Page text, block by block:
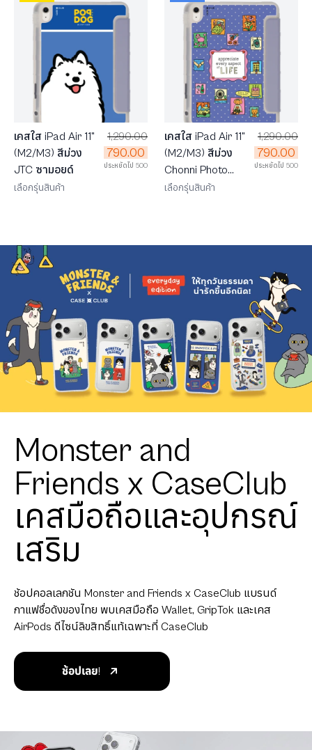
เคสใส iPad Air 11"
(M2/M3) สีม่วง
JTC ซามอยด์
1,290.00
790.00
ประหยัดไป 500
เลือกรุ่นสินค้า
เคสใส iPad Air 11"
(M2/M3) สีม่วง
Chonni Photo
Frame
1,290.00
790.00
ประหยัดไป 500
เลือกรุ่นสินค้า
Monster and
Friends x CaseClub
เคสมือถือและอุปกรณ์
เสริม
ช้อปคอลเลกชัน Monster and Friends x CaseClub แบรนด์
กาแฟชื่อดังของไทย พบเคสมือถือ Wallet, GripTok และเคส
AirPods ดีไซน์ลิขสิทธิ์แท้เฉพาะที่ CaseClub
ช้อปเลย!